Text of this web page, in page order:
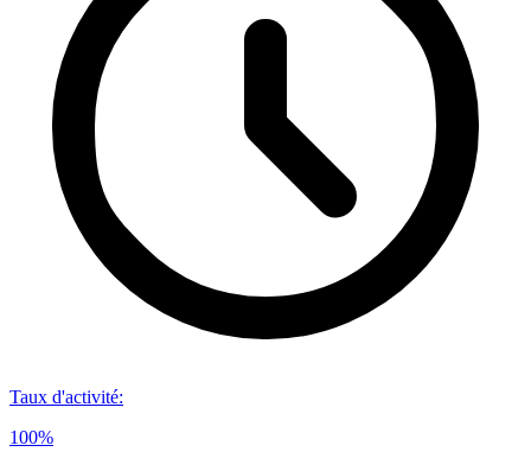
Taux d'activité:
100%